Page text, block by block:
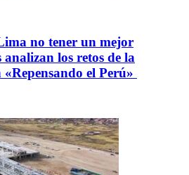
no tener un mejor
los retos de la
el Perú»